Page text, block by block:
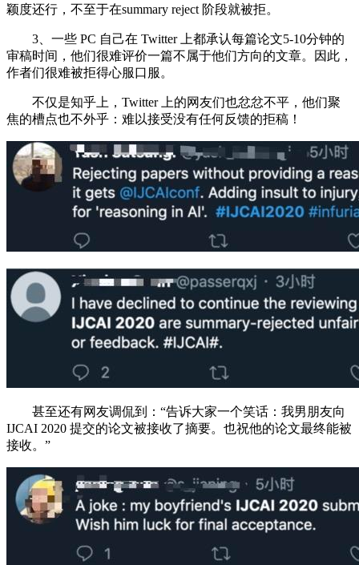
颖度还行，不至于在summary reject 阶段就被拒。
3、一些 PC 自己在 Twitter 上都承认每篇论文5-10分钟的
审稿时间，他们很难评价一篇不属于他们方向的文章。因此，
作者们很难被拒得心服口服。
不仅是知乎上，Twitter 上的网友们也忿忿不平，他们聚
焦的槽点也不外乎：难以接受没有任何反馈的拒稿！
甚至还有网友调侃到：“告诉大家一个笑话：我男朋友向
IJCAI 2020 提交的论文被接收了摘要。也祝他的论文最终能被
接收。”